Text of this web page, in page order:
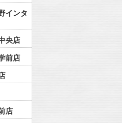
インタ
央店
前店
店